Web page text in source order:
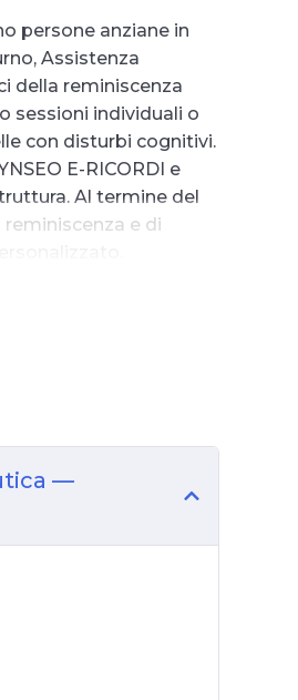
persone anziane in
Assistenza
della reminiscenza
sessioni individuali o
con disturbi cognitivi.
E-RICORDI e
Al termine del
e di
—